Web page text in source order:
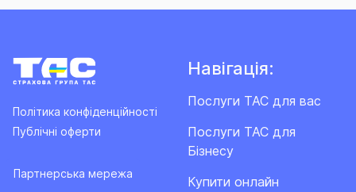
Політика конфіденційності
Публічні оферти
Партнерська мережа
Навігація:
Послуги ТАС для вас
Послуги ТАС для
Бізнесу
Купити онлайн